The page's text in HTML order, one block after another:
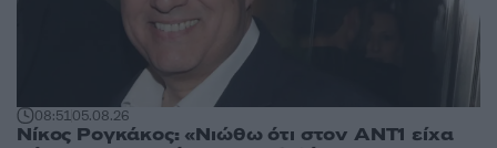
08:5105.08.26
Νίκος Ρογκάκος: «Νιώθω ότι στον ΑΝΤ1 είχα